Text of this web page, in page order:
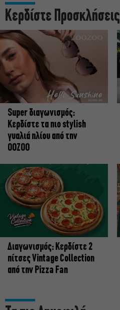
Κερδίστε Προσκλήσεις
Super διαγωνισμός:
Κερδίστε τα πιο stylish
γυαλιά ηλίου από την
OOZOO
Διαγωνισμός: Κερδίστε 2
πίτσες Vintage Collection
από την Pizza Fan